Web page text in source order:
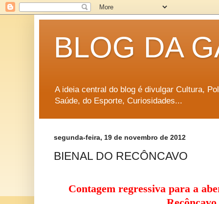
BLOG DA
A ideia central do blog é divulgar Cultura,
Saúde, do Esporte, Curiosidades...
segunda-feira, 19 de novembro de 2012
BIENAL DO RECÔNCAVO
Contagem regressiva para a